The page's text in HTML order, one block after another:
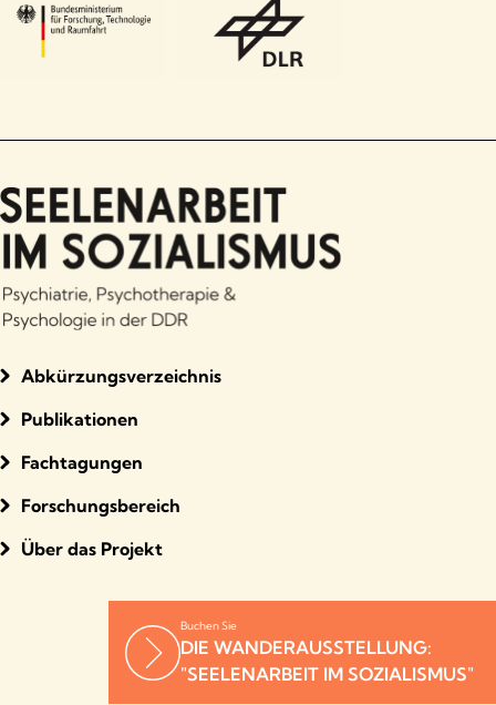
Abkürzungsverzeichnis
Publikationen
Fachtagungen
Forschungsbereich
Über das Projekt
Buchen Sie
DIE WANDERAUSSTELLUNG:
"SEELENARBEIT IM SOZIALISMUS"